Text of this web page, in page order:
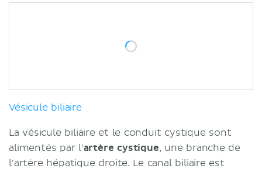
Vésicule biliaire
La vésicule biliaire et le conduit cystique sont
alimentés par l'artère cystique, une branche de
l'artère hépatique droite. Le canal biliaire est